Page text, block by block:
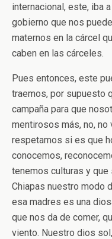
internacional, este, iba
gobierno que nos
maternos en la cárcel
caben en las cárceles.
Pues entonces, este
traemos, por supuesto
campaña para que
mentirosos más, no,
respetamos si es que
conocemos,
tenemos culturas y
Chiapas nuestro modo
esa madres es una
que nos da de comer,
viento. Nuestro dios